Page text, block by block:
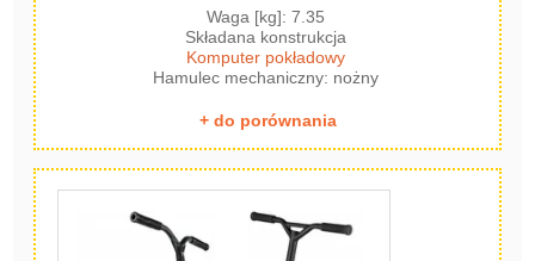
Waga [kg]: 7.35
Składana konstrukcja
Komputer pokładowy
Hamulec mechaniczny: nożny
+ do porównania